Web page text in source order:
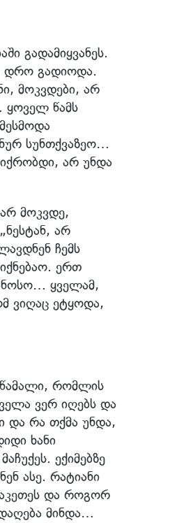
გადამიყვანეს.
დრო გადიოდა.
მოკვდები, არ
ყოველ წამს
სუნთქვაზეო…
არ უნდა
მოკვდე,
არ
ჩემს
ერთ
ყველამ,
ვიღაც ეტყოდა,
წამალი, რომლის
ვერ იღებს და
და რა თქმა უნდა,
ხანი
ექიმებზე
ასე. რატიანი
აკეთეს და როგორ
მინდა…